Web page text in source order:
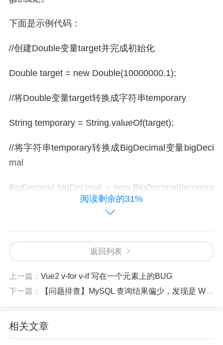
下面是示例代码：
//创建Double变量target并完成初始化
Double target = new Double(10000000.1);
//将Double变量target转换成字符串temporary
String temporary = String.valueOf(target);
//将字符串temporary转换成BigDecimal变量bigDeci
mal
BigDecimal bigDecimal = new BigDecimal(tempora
String result = String.valueOf(bigDecimal);
张小弟之家
文章标题：
阅读剩余的31%
返回列表
上一篇： Vue2 v-for v-if 写在一个元素上的BUG
下一篇：
【问题排查】MySQL 查询结果偏少，发现是 WHERE 条件中 IN ("1" "2") 中间掉了逗号
相关文章